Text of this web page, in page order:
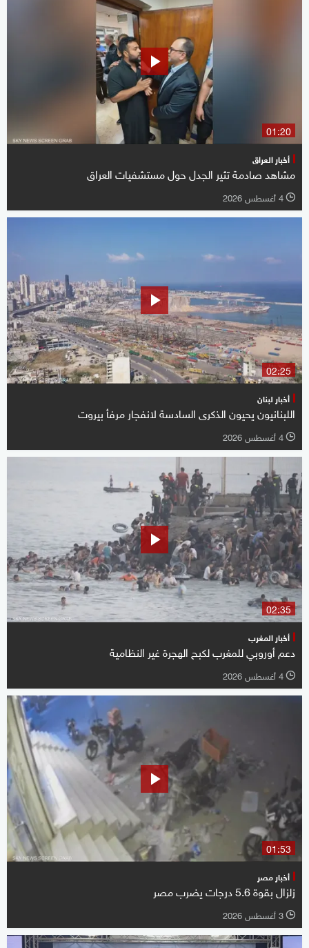
01:20
أخبار العراق
مشاهد صادمة تثير الجدل حول مستشفيات العراق
l 4 أغسطس 2026
02:25
أخبار لبنان
اللبنانيون يحيون الذكرى السادسة لانفجار مرفأ بيروت
l 4 أغسطس 2026
02:35
أخبار المغرب
دعم أوروبي للمغرب لكبح الهجرة غير النظامية
l 4 أغسطس 2026
01:53
أخبار مصر
زلزال بقوة 5.6 درجات يضرب مصر
l 3 أغسطس 2026